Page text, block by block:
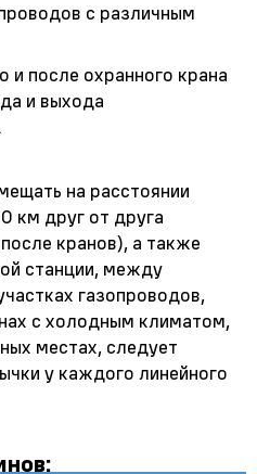
с различным
и после охранного крана
и выхода
на расстоянии
км друг от друга
кранов), а также
станции, между
газопроводов,
с холодным климатом,
местах, следует
у каждого линейного